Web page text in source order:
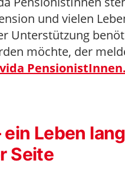
und vielen
Unterstützung
möchte, der
vida PensionistInnen.
ein Leben
Seite